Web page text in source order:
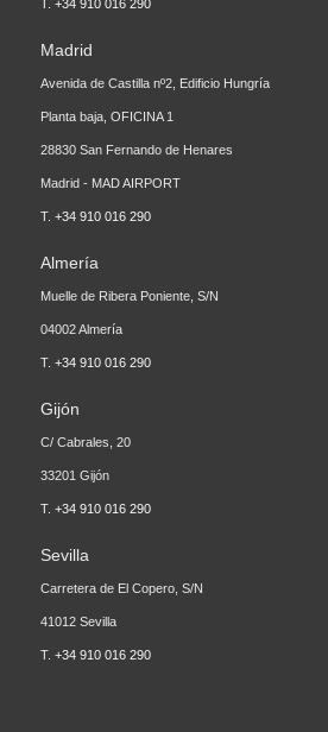
T. +34 910 016 290
Madrid
Avenida de Castilla nº2, Edificio Hungría
Planta baja, OFICINA 1
28830 San Fernando de Henares
Madrid - MAD AIRPORT
T. +34 910 016 290
Almería
Muelle de Ribera Poniente, S/N
04002 Almería
T. +34 910 016 290
Gijón
C/ Cabrales, 20
33201 Gijón
T. +34 910 016 290
Sevilla
Carretera de El Copero, S/N
41012 Sevilla
T. +34 910 016 290